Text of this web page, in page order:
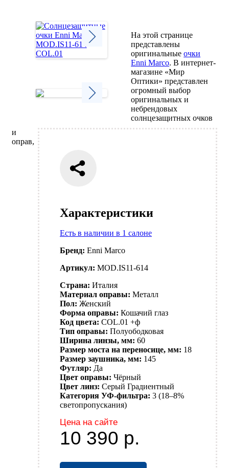
Next
Характеристики
Есть в наличии в 1 салоне
Бренд: Enni Marco
Артикул: MOD.IS11-614
Страна: Италия
Материал оправы: Металл
Пол: Женский
Форма оправы: Кошачий глаз
Код цвета: COL.01 +ф
Тип оправы: Полуободковая
Ширина линзы, мм: 60
Размер моста на переносице, мм: 18
Размер заушника, мм: 145
Футляр: Да
Цвет оправы: Чёрный
Цвет линз: Серый Градиентный
Категория УФ-фильтра: 3 (18–8%
светопропускания)
Цена на сайте
10 390 р.
На этой странице
представлены
оригинальныеочки
Enni Marco. В интернет-
магазине «Мир
Оптики» представлен
огромный выбор
оригинальных и
небрендовых
солнцезащитных очков
и
оправ,